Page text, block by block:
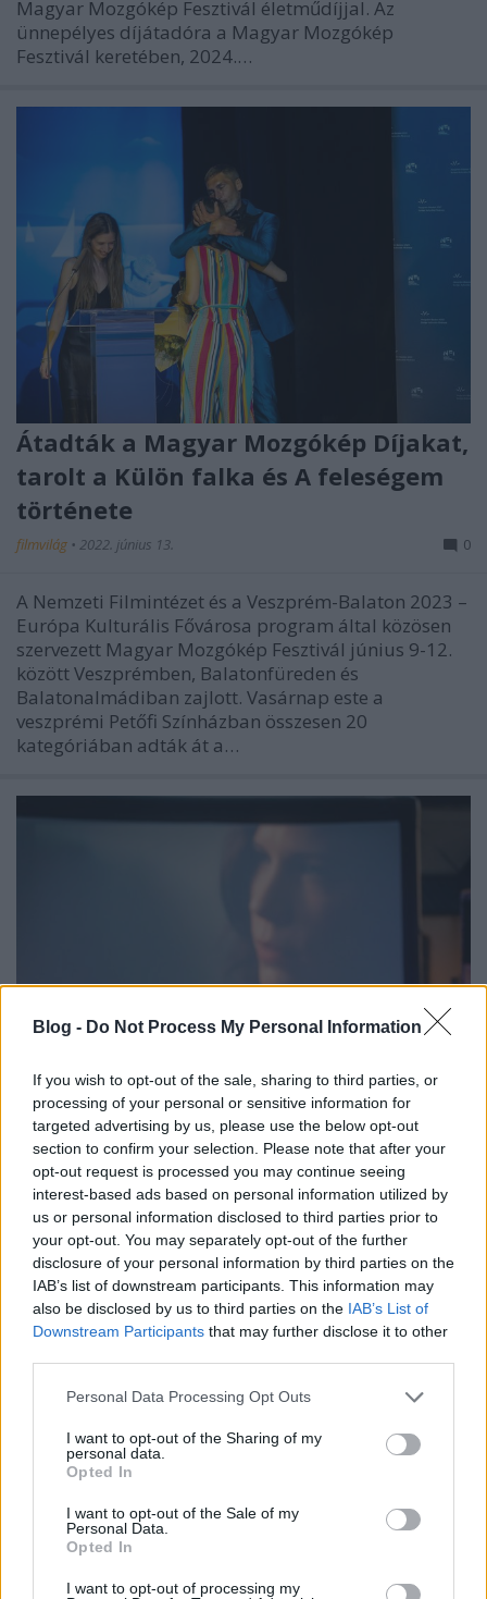
Blog - Do Not Process My Personal Information
If you wish to opt-out of the sale, sharing to third parties, or
processing of your personal or sensitive information for
targeted advertising by us, please use the below opt-out
section to confirm your selection. Please note that after your
opt-out request is processed you may continue seeing
interest-based ads based on personal information utilized by
us or personal information disclosed to third parties prior to
your opt-out. You may separately opt-out of the further
disclosure of your personal information by third parties on the
IAB’s list of downstream participants. This information may
also be disclosed by us to third parties on the IAB’s List of
Downstream Participants that may further disclose it to other
Please note that this website/app uses one or more Google
not limited to your visit or usage behaviour. You may click to
grant or deny consent to Google and its third-party tags to
use your data for below specified purposes in below Google
consent section.
Personal Data Processing Opt Outs
I want to opt-out of the Sharing of my
personal data.
Opted In
I want to opt-out of the Sale of my
Personal Data.
Opted In
I want to opt-out of processing my
Magyar Mozgókép Fesztivál életműdíjjal. Az
ünnepélyes díjátadóra a Magyar Mozgókép
Fesztivál keretében, 2024.…
Átadták a Magyar Mozgókép Díjakat,
tarolt a Külön falka és A feleségem
története
filmvilág • 2022. június 13. 0
A Nemzeti Filmintézet és a Veszprém-Balaton 2023 –
Európa Kulturális Fővárosa program által közösen
szervezett Magyar Mozgókép Fesztivál június 9-12.
között Veszprémben, Balatonfüreden és
Balatonalmádiban zajlott. Vasárnap este a
veszprémi Petőfi Színházban összesen 20
kategóriában adták át a…
Szakmai programok a Magyar
Mozgókép Fesztiválon
filmvilág•2022. június 09.
A filmvetítések mellett változatos szakmai
programokkal várja az érdeklődőket a második
Magyar Mozgókép Fesztivál. Több kerekasztal-
beszélgetés is lesz, a téma a közép-európai mozi
a szervizipar…